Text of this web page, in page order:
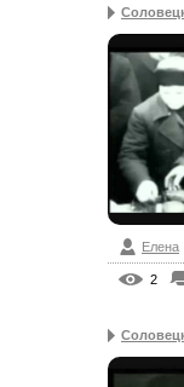
Елена
2